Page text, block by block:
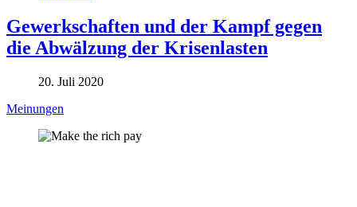
Gewerkschaften und der Kampf gegen
die Abwälzung der Krisenlasten
20. Juli 2020
Meinungen